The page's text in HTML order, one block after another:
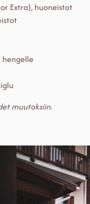
Extra), huoneistot
hengelle
muutoksiin.